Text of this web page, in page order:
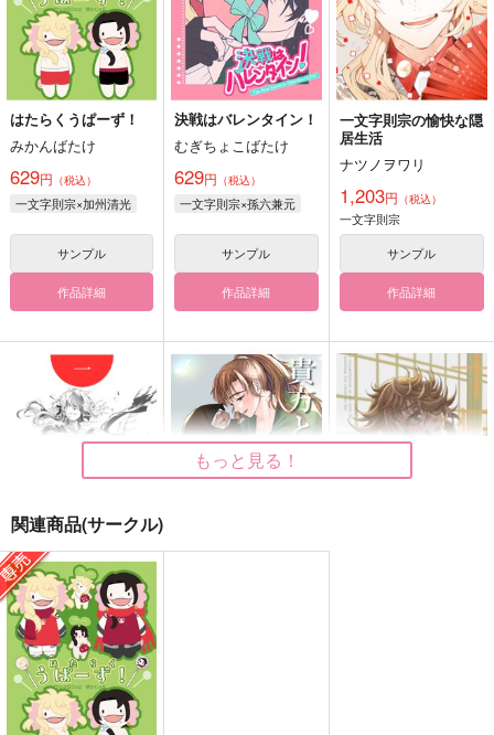
はたらくうぱーず！
みかんばたけ
629円 （税込）
一文字則宗×加州清光
サンプル
作品詳細
決戦はバレンタイン！
むぎちょこばたけ
629円 （税込）
一文字則宗×孫六兼元
サンプル
作品詳細
一文字則宗の愉快な隠
居生活
ナツノヲワリ
1,203円 （税込）
一文字則宗
サンプル
作品詳細
一
める亭
787円（税込）
一文字則宗
サンプル
もっと見る！
関連商品(サークル)